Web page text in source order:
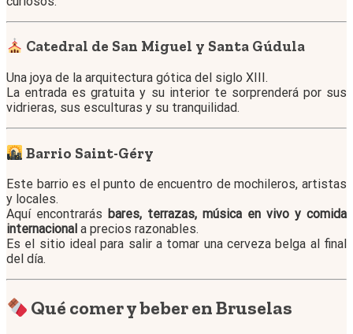
Catedral de San Miguel y Santa Gúdula
Una joya de la arquitectura gótica del siglo XIII.
La entrada es gratuita y su interior te sorprenderá por sus
vidrieras, sus esculturas y su tranquilidad.
Barrio Saint-Géry
Este barrio es el punto de encuentro de mochileros, artistas
y locales.
Aquí encontrarás bares, terrazas, música en vivo y comida
internacional a precios razonables.
Es el sitio ideal para salir a tomar una cerveza belga al final
del día.
Qué comer y beber en Bruselas